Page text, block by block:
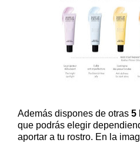
Además dispones de otras 5
que podrás elegir
aportar a tu rostro. En la